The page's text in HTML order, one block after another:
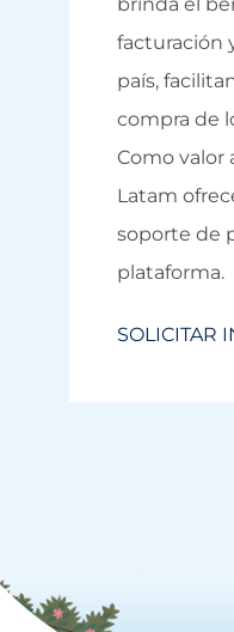
facturación
país,
compra de
Como valor
Latam
soporte de
plataforma.
SOLICITAR